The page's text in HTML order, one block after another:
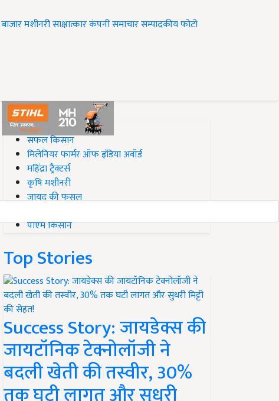
बाजारमशीनरीसाक्षात्कारकंपनी समाचारसम्पादकीयफोटो
#Top on Krishi Jagran
सफल किसान
मिलेनियर फार्मर ऑफ इंडिया अवॉर्ड
महिंद्रा ट्रैक्टर्स
कृषि मशीनरी
जायद की फसल
पीएम किसान
Top Stories
Success Story: जायडेक्स की
जायटॉनिक टेक्नोलॉजी ने
बदली खेती की तस्वीर, 30%